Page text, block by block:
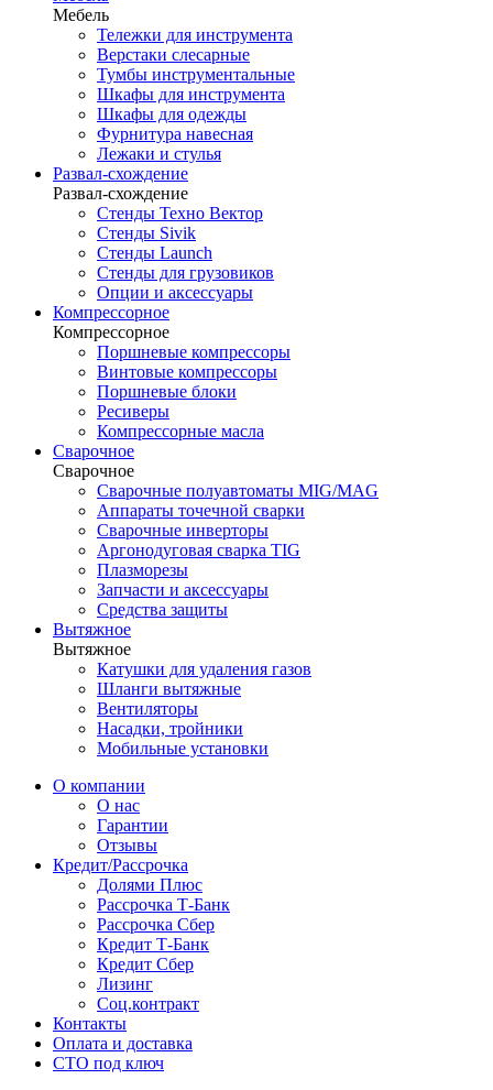
Мебель
Тележки для инструмента
Верстаки слесарные
Тумбы инструментальные
Шкафы для инструмента
Шкафы для одежды
Фурнитура навесная
Лежаки и стулья
Развал-схождение
Развал-схождение
Стенды Техно Вектор
Стенды Sivik
Стенды Launch
Стенды для грузовиков
Опции и аксессуары
Компрессорное
Компрессорное
Поршневые компрессоры
Винтовые компрессоры
Поршневые блоки
Ресиверы
Компрессорные масла
Сварочное
Сварочное
Сварочные полуавтоматы MIG/MAG
Аппараты точечной сварки
Сварочные инверторы
Аргонодуговая сварка TIG
Плазморезы
Запчасти и аксессуары
Средства защиты
Вытяжное
Вытяжное
Катушки для удаления газов
Шланги вытяжные
Вентиляторы
Насадки, тройники
Мобильные установки
О компании
О нас
Гарантии
Отзывы
Кредит/Рассрочка
Долями Плюс
Рассрочка Т-Банк
Рассрочка Сбер
Кредит Т-Банк
Кредит Сбер
Лизинг
Соц.контракт
Контакты
Оплата и доставка
СТО под ключ